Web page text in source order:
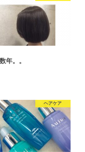
年。。
ヘアケア